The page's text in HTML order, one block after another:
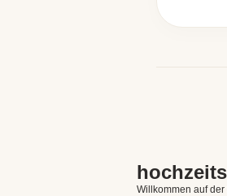
Willkommen auf